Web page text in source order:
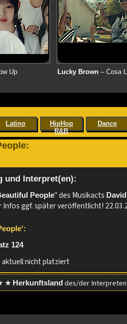
Up Lucky Brown– Cosa
Latino
HipHop
R&B
Dance
und Interpret(en):
People" des Musikacts
Infos ggf. später veröffentlicht!
124
aktuell nicht platziert
★ Herkunftslanddes/der Interpreten: